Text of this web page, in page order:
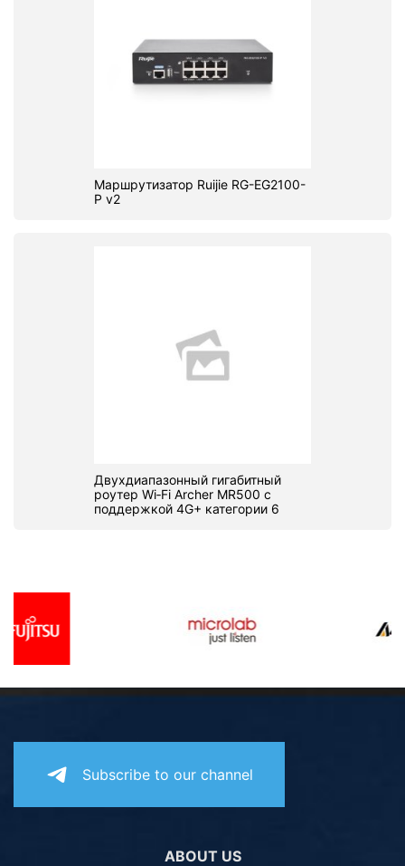
Маршрутизатор Ruijie RG-EG2100-
P v2
Двухдиапазонный гигабитный
роутер Wi‑Fi Archer MR500 с
поддержкой 4G+ категории 6
Subscribe to our channel
ABOUT US